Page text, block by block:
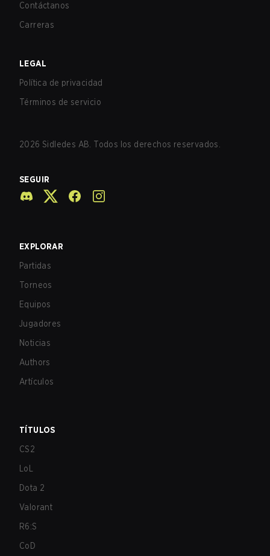
Contáctanos
Carreras
LEGAL
Política de privacidad
Términos de servicio
2026 Sidledes AB. Todos los derechos reservados.
SEGUIR
EXPLORAR
Partidas
Torneos
Equipos
Jugadores
Noticias
Authors
Artículos
TÍTULOS
CS2
LoL
Dota 2
Valorant
R6:S
CoD